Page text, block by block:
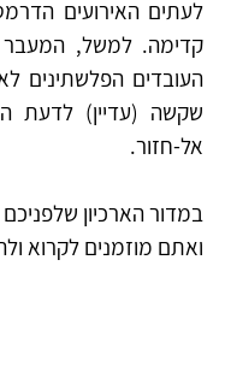
אל-חזור.
ואתם מוזמנים לקרוא